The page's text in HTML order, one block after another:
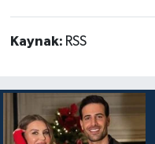
Kaynak: RSS